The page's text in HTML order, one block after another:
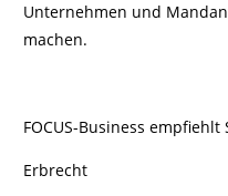
Unternehmen und
machen.
FOCUS-Business
Erbrecht